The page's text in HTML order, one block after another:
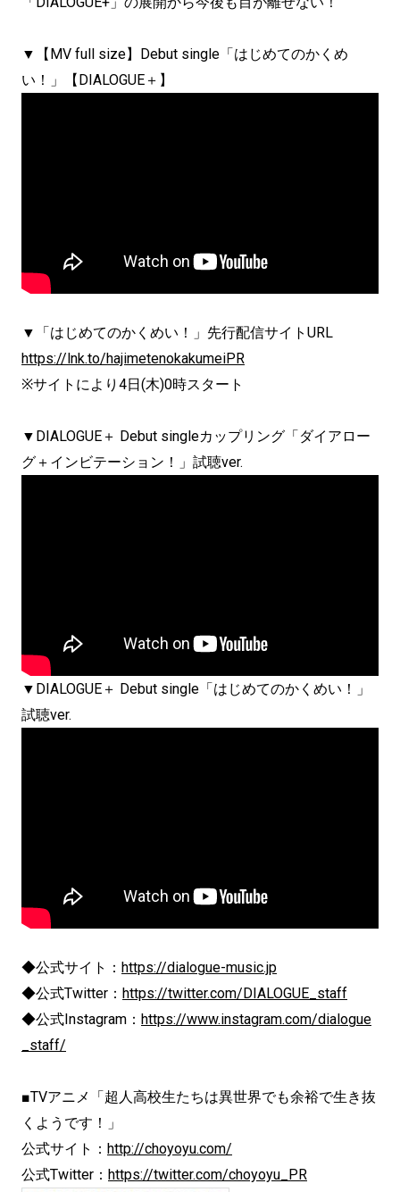
▼【MV full size】Debut single「はじめてのかくめ
い！」【DIALOGUE＋】
▼「はじめてのかくめい！」先行配信サイトURL
https://lnk.to/hajimetenokakumeiPR
※サイトにより4日(木)0時スタート
▼DIALOGUE＋ Debut singleカップリング「ダイアロー
グ＋インビテーション！」試聴ver.
▼DIALOGUE＋ Debut single「はじめてのかくめい！」
試聴ver.
◆公式サイト： https://dialogue-music.jp
◆公式Twitter： https://twitter.com/DIALOGUE_staff
◆公式Instagram： https://www.instagram.com/dialogue
_staff/
■TVアニメ「超人高校生たちは異世界でも余裕で生き抜
くようです！」
公式サイト： http://choyoyu.com/
公式Twitter： https://twitter.com/choyoyu_PR